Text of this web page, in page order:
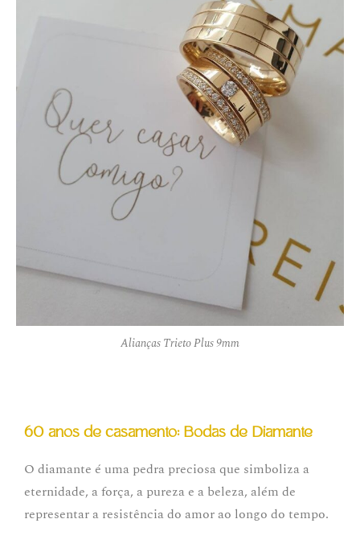
Alianças Trieto Plus 9mm
60 anos de casamento: Bodas de Diamante
O diamante é uma pedra preciosa que simboliza a
eternidade, a força, a pureza e a beleza, além de
representar a resistência do amor ao longo do tempo.